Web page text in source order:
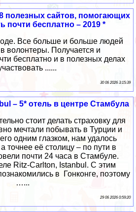
полезных сайтов, помогающих
почти бесплатно – 2019 *
Все больше и больше людей
волонтеры. Получается и
бесплатно и в полезных делах
......
30 06 2026 3:15:39
– 5* отель в центре Стамбула
стоит делать страховку для
мечтали побывать в Турции и
одним глазком, нам удалось
а точнее её столицу – по пути в
почти 24 часа в Стамбуле.
Ritz-Carlton, Istanbul. С этим
в Гонконге, поэтому
…...
29 06 2026 0:59:20